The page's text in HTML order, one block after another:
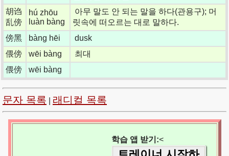
胡诌
乱傍
hú zhōu
luàn bàng
아무 말도 안 되는 말을 하다(관용구); 머
릿속에 떠오르는 대로 말하다.
傍黑
bàng hēi
dusk
偎傍
wēi bàng
최대
偎傍
wēi bàng
문자 목록 래디컬 목록
학습 앱 받기:<